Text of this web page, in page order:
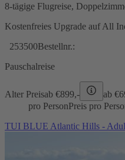
8-tägige Flugreise,
Kostenfreies Upgrade auf All
253500Bestellnr.:
Pauschalreise
Alter Preisab €899,- ab €
pro PersonPreis pro
TUI BLUE Atlantic Hills -